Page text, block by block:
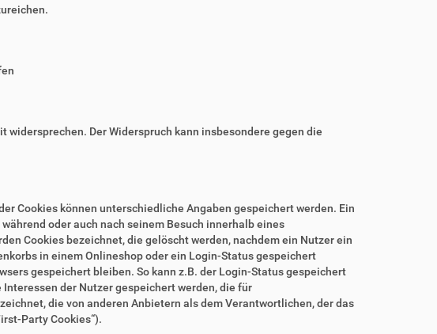
Der Widerspruch kann insbesondere gegen die
Cookies können unterschiedliche Angaben gespeichert werden. Ein
oder auch nach seinem Besuch innerhalb eines
Cookies bezeichnet, die gelöscht werden, nachdem ein Nutzer ein
in einem Onlineshop oder ein Login-Status gespeichert
gespeichert bleiben. So kann z.B. der Login-Status gespeichert
der Nutzer gespeichert werden, die für
die von anderen Anbietern als dem Verantwortlichen, der das
Party Cookies“).